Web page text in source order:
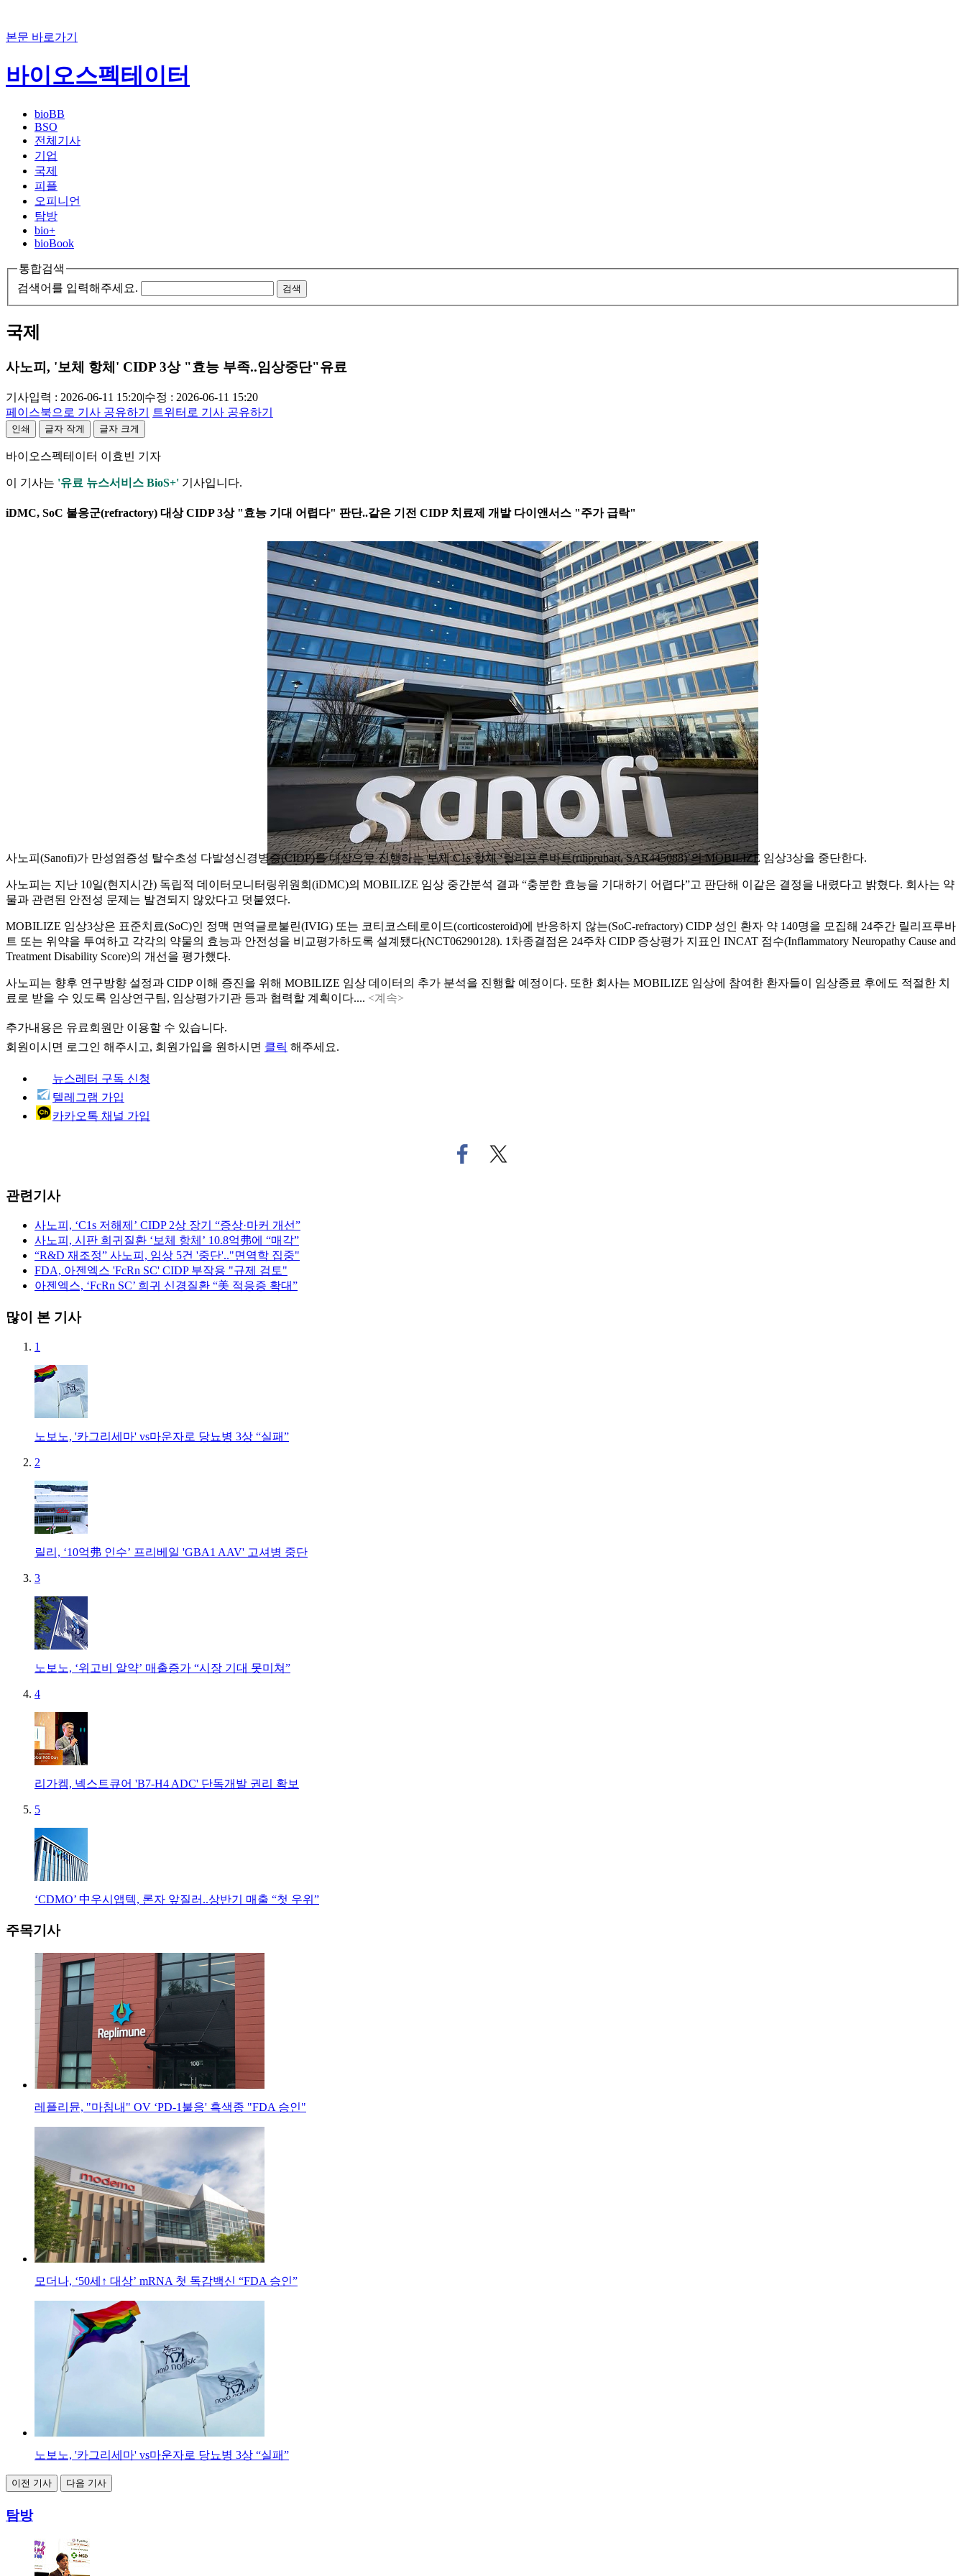
본문 바로가기
바이오스펙테이터
bioBB
BSO
전체기사
기업
국제
피플
오피니언
탐방
bio+
bioBook
통합검색
검색어를 입력해주세요.
검색
국제
사노피, '보체 항체' CIDP 3상 "효능 부족..임상중단"유료
기사입력 : 2026-06-11 15:20|수정 : 2026-06-11 15:20
페이스북으로 기사 공유하기
트위터로 기사 공유하기
인쇄 글자 작게 글자 크게
바이오스펙테이터 이효빈 기자
이 기사는 '유료 뉴스서비스 BioS+' 기사입니다.
iDMC, SoC 불응군(refractory) 대상 CIDP 3상 "효능 기대 어렵다" 판단..같은 기전 CIDP 치료제 개발 다이앤서스 "주가 급락"
사노피(Sanofi)가 만성염증성 탈수초성 다발성신경병증(CIDP)를 대상으로 진행하는 보체 C1s 항체 ‘릴리프루바트(riliprubart, SAR445088)’의 MOBILIZE 임상3상을 중단한다.
사노피는 지난 10일(현지시간) 독립적 데이터모니터링위원회(iDMC)의 MOBILIZE 임상 중간분석 결과 “충분한 효능을 기대하기 어렵다”고 판단해 이같은 결정을 내렸다고 밝혔다. 회사는 약
물과 관련된 안전성 문제는 발견되지 않았다고 덧붙였다.
MOBILIZE 임상3상은 표준치료(SoC)인 정맥 면역글로불린(IVIG) 또는 코티코스테로이드(corticosteroid)에 반응하지 않는(SoC-refractory) CIDP 성인 환자 약 140명을 모집해 24주간 릴리프루바
트 또는 위약을 투여하고 각각의 약물의 효능과 안전성을 비교평가하도록 설계됐다(NCT06290128). 1차종결점은 24주차 CIDP 증상평가 지표인 INCAT 점수(Inflammatory Neuropathy Cause and
Treatment Disability Score)의 개선을 평가했다.
사노피는 향후 연구방향 설정과 CIDP 이해 증진을 위해 MOBILIZE 임상 데이터의 추가 분석을 진행할 예정이다. 또한 회사는 MOBILIZE 임상에 참여한 환자들이 임상종료 후에도 적절한 치
료로 받을 수 있도록 임상연구팀, 임상평가기관 등과 협력할 계획이다.... <계속>
추가내용은 유료회원만 이용할 수 있습니다.
회원이시면 로그인 해주시고, 회원가입을 원하시면 클릭 해주세요.
뉴스레터 구독 신청
텔레그램 가입
카카오톡 채널 가입
페
이
트
위
관련기사
사노피, ‘C1s 저해제’ CIDP 2상 장기 “증상·마커 개선”
사노피, 시판 희귀질환 ‘보체 항체’ 10.8억弗에 “매각”
“R&D 재조정” 사노피, 임상 5건 '중단'.."면역학 집중"
FDA, 아젠엑스 'FcRn SC' CIDP 부작용 "규제 검토"
아젠엑스, ‘FcRn SC’ 희귀 신경질환 “美 적응증 확대”
많이 본 기사
1
노보노, '카그리세마' vs마운자로 당뇨병 3상 “실패”
2
릴리, ‘10억弗 인수’ 프리베일 'GBA1 AAV' 고셔병 중단
3
노보노, ‘위고비 알약’ 매출증가 “시장 기대 못미쳐”
4
리가켐, 넥스트큐어 'B7-H4 ADC' 단독개발 권리 확보
5
‘CDMO’ 中우시앱텍, 론자 앞질러..상반기 매출 “첫 우위”
주목기사
레플리뮨, "마침내" OV ‘PD-1불응' 흑색종 "FDA 승인"
모더나, ‘50세↑ 대상’ mRNA 첫 독감백신 “FDA 승인”
노보노, '카그리세마' vs마운자로 당뇨병 3상 “실패”
이전 기사 다음 기사
탐방